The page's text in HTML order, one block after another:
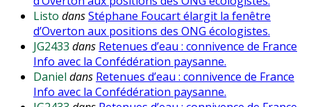
Listo dansStéphane Foucart élargit la fenêtre
d’Overton aux positions des ONG écologistes.
JG2433 dans Retenues d’eau : connivence de France
Info avec la Confédération paysanne.
Daniel dans Retenues d’eau : connivence de France
Info avec la Confédération paysanne.